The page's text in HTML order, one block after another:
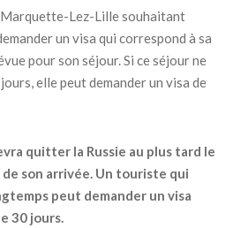
Lez-Lille souhaitant
un visa qui correspond à sa
pour son séjour. Si ce séjour ne
elle peut demander un visa de
quitter la Russie au plus tard le
son arrivée. Un touriste qui
peut demander un visa
30 jours.